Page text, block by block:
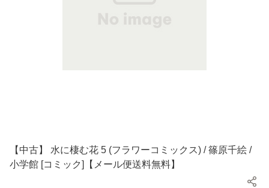
【中古】 水に棲む花 5 (フラワーコミックス) / 篠原千絵 /
小学館 [コミック]【メール便送料無料】